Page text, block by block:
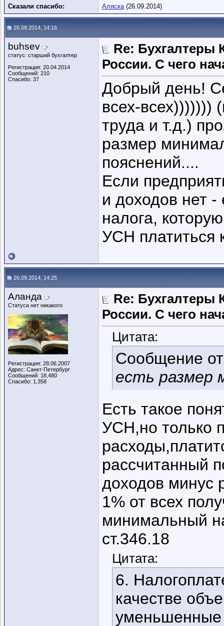
Сказали спасибо: Аляска(26.09.2014)
26.09.2014, 14:16
buhsev
статус: старший бухгалтер
Регистрация: 20.04.2014
Сообщений: 210
Спасибо: 37
Re: Бухгалтеры
России. C чего
Добрый день!
всех-всех)))))))
труда и т.д.)
размер
пояснений....
Если
и доходов нет
налога,
УСН платиться
26.09.2014, 14:25
Аланда
Статуса нет никакого
Регистрация: 28.06.2007
Адрес: Санкт-Петербург
Сообщений: 18,480
Спасибо: 1,358
Re: Бухгалтеры
России. C чего
Цитата:
Сообщение
есть размер
Есть такое
УСН,но только
рассчитанный
доходов минус
1% от всех
минимальный
ст.346.18
Цитата:
6.
качестве
уменьшенные